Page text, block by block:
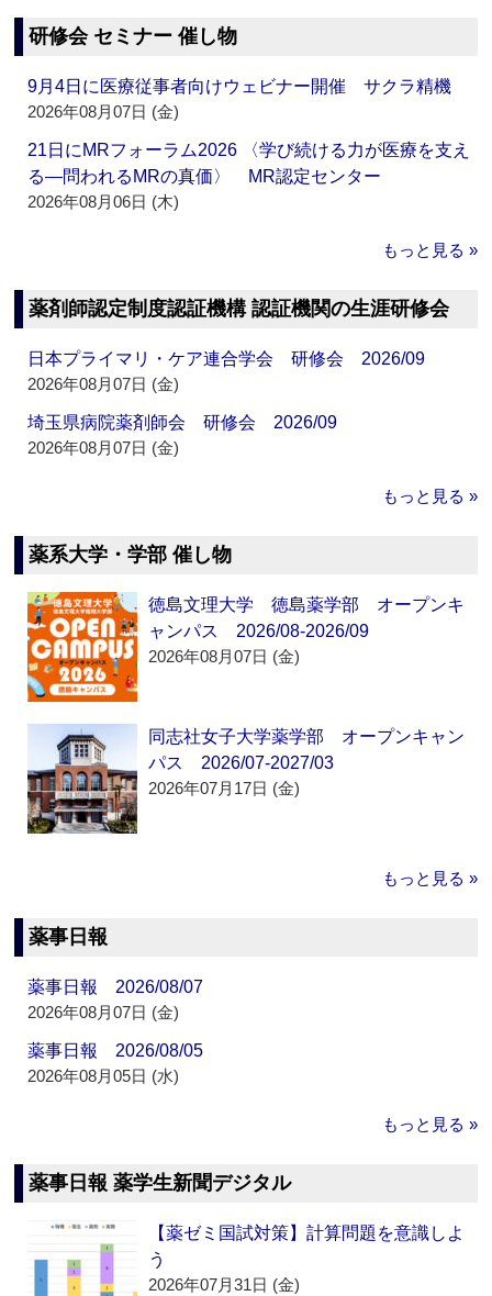
研修会 セミナー 催し物
9月4日に医療従事者向けウェビナー開催 サクラ精機
2026年08月07日 (金)
21日にMRフォーラム2026 〈学び続ける力が医療を支え
る―問われるMRの真価〉 MR認定センター
2026年08月06日 (木)
もっと見る »
薬剤師認定制度認証機構 認証機関の生涯研修会
日本プライマリ・ケア連合学会 研修会 2026/09
2026年08月07日 (金)
埼玉県病院薬剤師会 研修会 2026/09
2026年08月07日 (金)
もっと見る »
薬系大学・学部 催し物
徳島文理大学 徳島薬学部 オープンキ
ャンパス 2026/08-2026/09
2026年08月07日 (金)
同志社女子大学薬学部 オープンキャン
パス 2026/07-2027/03
2026年07月17日 (金)
もっと見る »
薬事日報
薬事日報 2026/08/07
2026年08月07日 (金)
薬事日報 2026/08/05
2026年08月05日 (水)
もっと見る »
薬事日報 薬学生新聞デジタル
【薬ゼミ国試対策】計算問題を意識しよ
う
2026年07月31日 (金)